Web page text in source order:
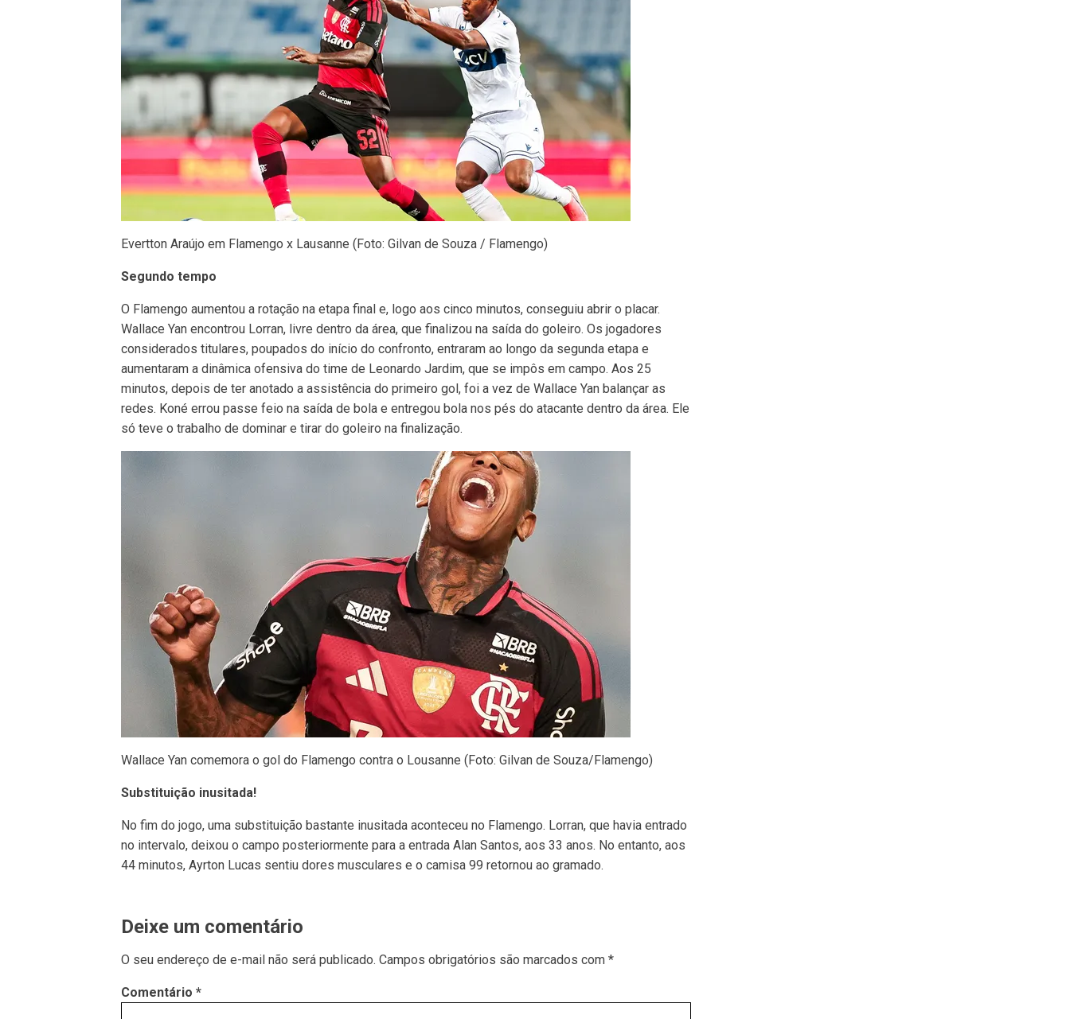
Evertton Araújo em Flamengo x Lausanne (Foto: Gilvan de Souza / Flamengo)
Segundo tempo
O Flamengo aumentou a rotação na etapa final e, logo aos cinco minutos, conseguiu abrir o placar.
Wallace Yan encontrou Lorran, livre dentro da área, que finalizou na saída do goleiro. Os jogadores
considerados titulares, poupados do início do confronto, entraram ao longo da segunda etapa e
aumentaram a dinâmica ofensiva do time de Leonardo Jardim, que se impôs em campo. Aos 25
minutos, depois de ter anotado a assistência do primeiro gol, foi a vez de Wallace Yan balançar as
redes. Koné errou passe feio na saída de bola e entregou bola nos pés do atacante dentro da área. Ele
só teve o trabalho de dominar e tirar do goleiro na finalização.
Wallace Yan comemora o gol do Flamengo contra o Lousanne (Foto: Gilvan de Souza/Flamengo)
Substituição inusitada!
No fim do jogo, uma substituição bastante inusitada aconteceu no Flamengo. Lorran, que havia entrado
no intervalo, deixou o campo posteriormente para a entrada Alan Santos, aos 33 anos. No entanto, aos
44 minutos, Ayrton Lucas sentiu dores musculares e o camisa 99 retornou ao gramado.
Deixe um comentário
O seu endereço de e-mail não será publicado. Campos obrigatórios são marcados com *
Comentário *